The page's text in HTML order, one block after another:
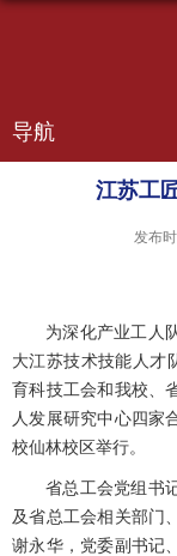
导航
江苏工
发布
为深化产业工人
大江苏技术技能人才
育科技工会和我校、
人发展研究中心四家
校仙林校区举行。
省总工会党组书
及省总工会相关部门
谢永华，党委副书记